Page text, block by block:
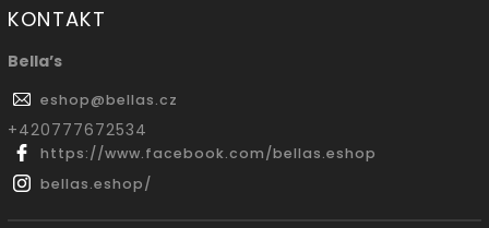
KONTAKT
Bella’s
eshop@bellas.cz
‭+420777672534
https://www.facebook.com/bellas.eshop
bellas.eshop/